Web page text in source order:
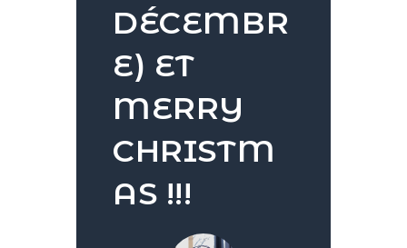
DÉCEMBR
E) ET
MERRY
CHRISTM
AS !!!